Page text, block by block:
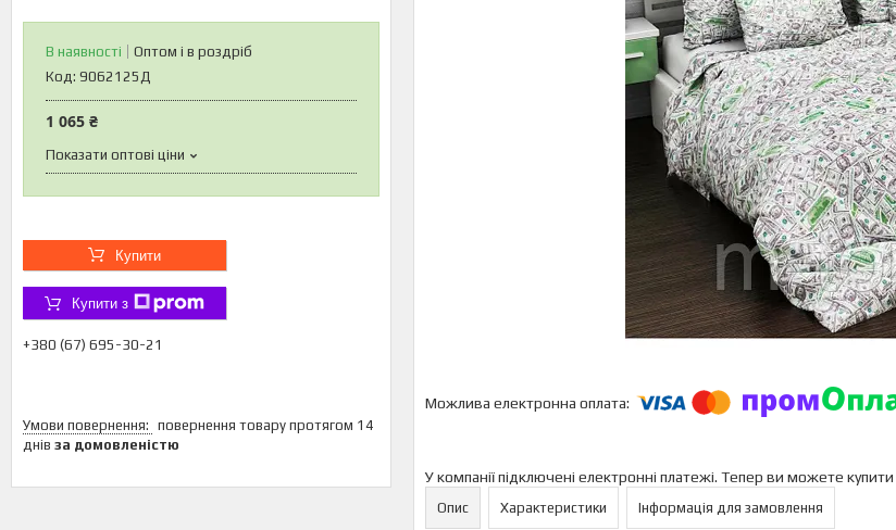
В наявності
Оптом і в роздріб
Код: 9062125Д
1 065 ₴
Показати оптові ціни
Купити
Купити з
+380 (67) 695-30-21
повернення товару протягом 14
днів за домовленістю
У компанії підключені електронні платежі. Тепер ви можете
Опис Характеристики Інформація для замовлення